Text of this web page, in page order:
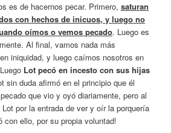
es de hacernos pecar. Primero,saturan
con hechos de inicuos, y luego no
oímos o vemos pecado. Luego es
Al final, vamos nada más
iniquidad, y luego caímos nosotros en
Lot pecó en incesto con sus hijas
sin duda afirmó en el principio que él
que vio y oyó diariamente, pero al
por la entrada de ver y oír la porquería
con ello, por su propia voluntad!